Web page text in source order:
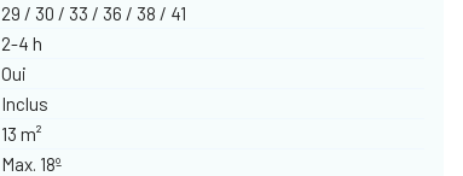
29 / 30 / 33 / 36 / 38 / 41
2-4 h
Oui
Inclus
13 m²
Max. 18º